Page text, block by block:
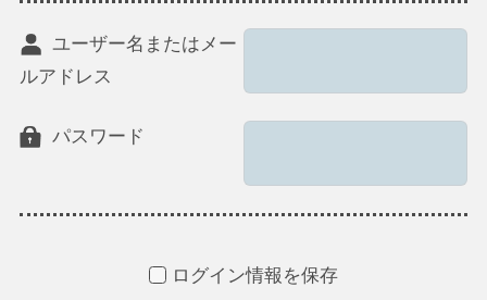
ユーザー名またはメー
ルアドレス
パスワード
ログイン情報を保存